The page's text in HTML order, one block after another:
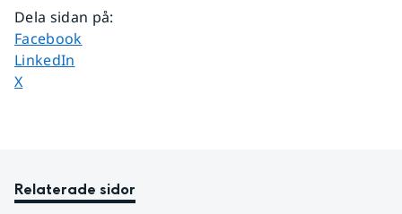
Dela sidan på:
Dela sidan på
Facebook
Dela sidan på
LinkedIn
Dela sidan på
X
Relaterade sidor